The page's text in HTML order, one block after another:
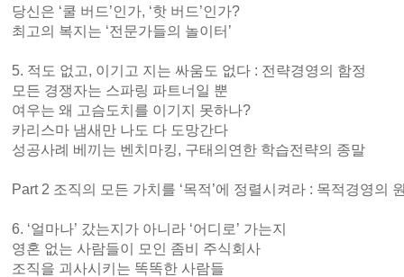
당신은 ‘쿨 버드’인가, ‘핫 버드’인가?
최고의 복지는 ‘전문가들의 놀이터’
5. 적도 없고, 이기고 지는 싸움도 없다 : 전략경영의 함정
모든 경쟁자는 스파링 파트너일 뿐
여우는 왜 고슴도치를 이기지 못하나?
카리스마 냄새만 나도 다 도망간다
성공사례 베끼는 벤치마킹, 구태의연한 학습전략의 종말
Part 2 조직의 모든 가치를 ‘목적’에 정렬시켜라 : 목적경영의
6. ‘얼마나’ 갔는지가 아니라 ‘어디로’ 가는지
영혼 없는 사람들이 모인 좀비 주식회사
조직을 괴사시키는 똑똑한 사람들